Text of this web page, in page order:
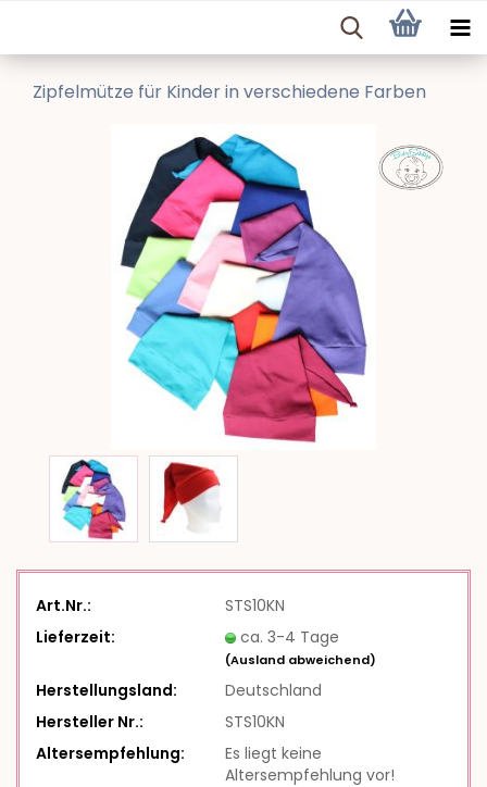
Zipfelmütze für Kinder in verschiedene Farben
Art.Nr.:
STS10KN
Lieferzeit:
ca. 3-4 Tage
(Ausland abweichend)
Herstellungsland:
Deutschland
Hersteller Nr.:
STS10KN
Altersempfehlung:
Es liegt keine
Altersempfehlung vor!